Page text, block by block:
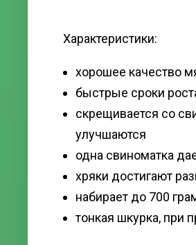
Характеристики:
хорошее качество
быстрые сроки
скрещивается со
улучшаются
одна свиноматка
хряки достигают
набирает до 700
тонкая шкурка, при